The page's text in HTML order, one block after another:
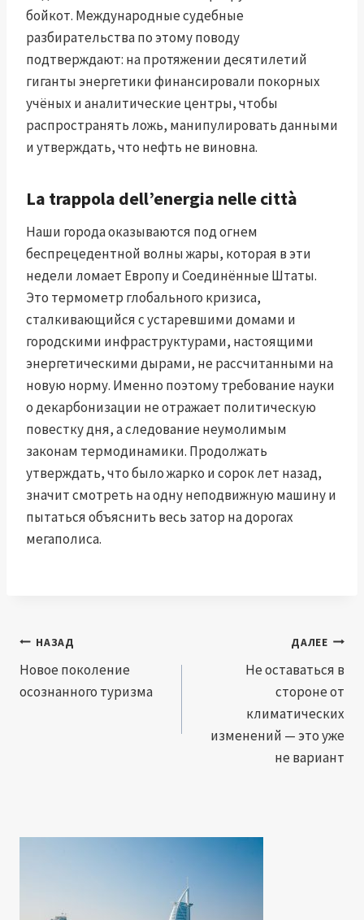
бойкот. Международные судебные
разбирательства по этому поводу
подтверждают: на протяжении десятилетий
гиганты энергетики финансировали покорных
учёных и аналитические центры, чтобы
распространять ложь, манипулировать данными
и утверждать, что нефть не виновна.
La trappola dell’energia nelle città
Наши города оказываются под огнем
беспрецедентной волны жары, которая в эти
недели ломает Европу и Соединённые Штаты.
Это термометр глобального кризиса,
сталкивающийся с устаревшими домами и
городскими инфраструктурами, настоящими
энергетическими дырами, не рассчитанными на
новую норму. Именно поэтому требование науки
о декарбонизации не отражает политическую
повестку дня, а следование неумолимым
законам термодинамики. Продолжать
утверждать, что было жарко и сорок лет назад,
значит смотреть на одну неподвижную машину и
пытаться объяснить весь затор на дорогах
мегаполиса.
Навигация
по
записям
НАЗАД
Новое поколение
осознанного туризма
ДАЛЕЕ
Не оставаться в
стороне от
климатических
изменений — это уже
не вариант